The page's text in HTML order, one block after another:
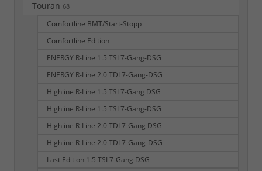
Touran 68
Comfortline BMT/Start-Stopp
Comfortline Edition
ENERGY R-Line 1.5 TSI 7-Gang-DSG
ENERGY R-Line 2.0 TDI 7-Gang-DSG
Highline R-Line 1.5 TSI 7-Gang DSG
Highline R-Line 1.5 TSI 7-Gang-DSG
Highline R-Line 2.0 TDI 7-Gang DSG
Highline R-Line 2.0 TDI 7-Gang-DSG
Last Edition 1.5 TSI 7-Gang DSG